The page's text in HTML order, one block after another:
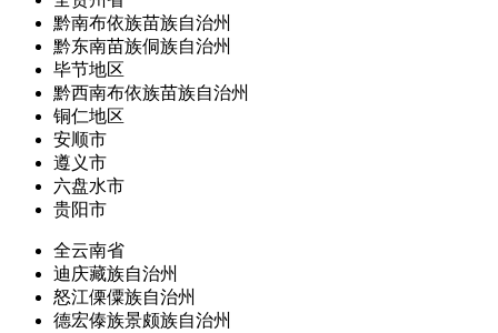
黔南布依族苗族自治州
黔东南苗族侗族自治州
毕节地区
黔西南布依族苗族自治州
铜仁地区
安顺市
遵义市
六盘水市
贵阳市
全云南省
迪庆藏族自治州
怒江傈僳族自治州
德宏傣族景颇族自治州